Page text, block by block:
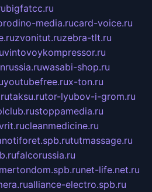
bigfatcc.ru
media.rucard-voice.ru
zvonitut.ruzebra-tlt.ru
vintovoykompressor.ru
wasabi-shop.ru
youtubefree.rux-ton.ru
taksu.rutor-lyubov-i-grom.ru
stoppamedia.ru
cleanmedicine.ru
tutmassage.ru
falcorussia.ru
net-life.net.ru
alliance-electro.spb.ru